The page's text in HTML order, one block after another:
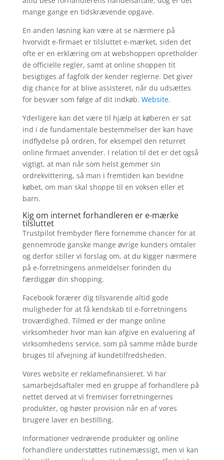
mange gange en tidskrævende opgave.
En anden løsning kan være at se nærmere på
hvorvidt e-firmaet er tilsluttet e-mærket, siden det
ofte er en erklæring om at webshoppen opretholder
de officielle regler, samt at online shoppen tit
besigtiges af fagfolk der kender reglerne. Det giver
dig chance for at blive assisteret, når du udsættes
for besvær som følge af dit indkøb. Website.
Yderligere kan det være til hjælp at køberen er sat
ind i de fundamentale bestemmelser der kan have
indflydelse på ordren, for eksempel den returret
online firmaet anvender. I relation til det er det også
vigtigt, at man når som helst gemmer sin
ordrekvittering, så man i fremtiden kan bevidne
købet, om man skal shoppe til en voksen eller et
barn.
Kig om internet forhandleren er e-mærke
tilsluttet
Trustpilot frembyder flere fornemme chancer for at
gennemrode ganske mange øvrige kunders omtaler
og derfor stiller vi forslag om, at du kigger nærmere
på e-forretningens anmeldelser forinden du
færdiggør din shopping.
Facebook forærer dig tilsvarende altid gode
muligheder for at få kendskab til e-forretningens
troværdighed. Tilmed er der mange online
virksomheder hvor man kan afgive en evaluering af
virksomhedens service, som på samme måde burde
bruges til afvejning af kundetilfredsheden.
Vores website er reklamefinansieret. Vi har
samarbejdsaftaler med en gruppe af forhandlere på
nettet derved at vi fremviser forretningernes
produkter, og høster provision når en af vores
brugere laver en bestilling.
Informationer vedrørende produkter og online
forhandlere understøttes rutinemæssigt, men vi kan